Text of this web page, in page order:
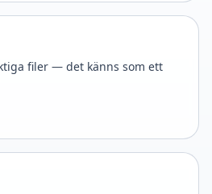
filer — det känns som ett